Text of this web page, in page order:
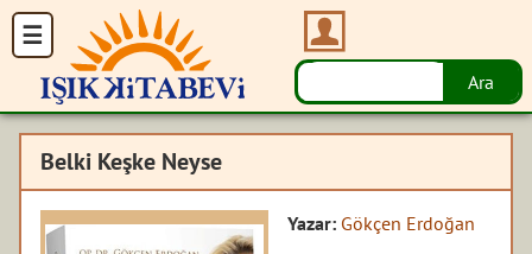
Belki Keşke Neyse
Yazar: Gökçen Erdoğan